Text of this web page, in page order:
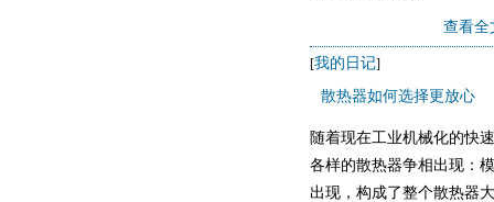
就在前两天，历经两年
查看全
[我的日记]
散热器如何选择更放心
随着现在工业机械化的快
各样的散热器争相出现：
出现，构成了整个散热器